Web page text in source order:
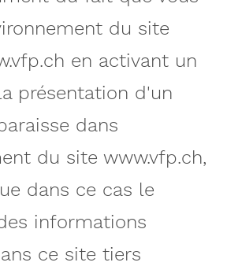
du site
en activant un
présentation d'un
dans
du site www.vfp.ch,
dans ce cas le
informations
ce site tiers